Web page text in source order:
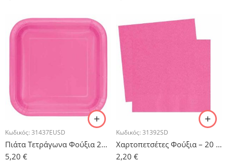
Κωδικός: 31437EUSD
Πιάτα Τετράγωνα Φούξια 23cm – 14τμχ.
5,20 €
Κωδικός: 31392SD
Χαρτοπετσέτες Φούξια – 20 τμχ.
2,20 €